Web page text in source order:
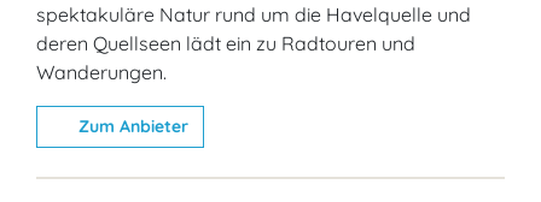
spektakuläre Natur rund um die Havelquelle und
deren Quellseen lädt ein zu Radtouren und
Wanderungen.
Zum Anbieter